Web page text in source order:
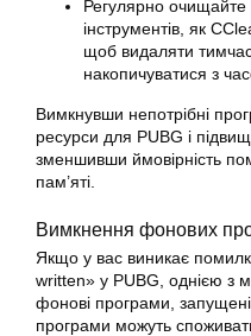
Регулярно
інструментів, як
щоб видаляти
накопичуватися з
Вимкнувши непотрібні
ресурси для PUBG і
зменшивши ймовірність
пам’яті.
Вимкнення фонових
Якщо у вас виникає
written» у PUBG, однією з
фонові програми,
програми можуть